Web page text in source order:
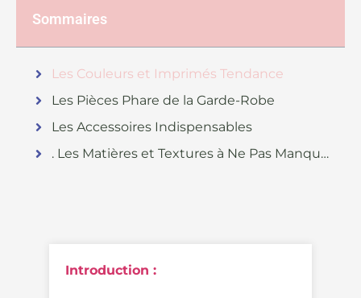
Sommaires
Les Couleurs et Imprimés Tendance
Les Pièces Phare de la Garde-Robe
Les Accessoires Indispensables
. Les Matières et Textures à Ne Pas Manquer
Introduction :